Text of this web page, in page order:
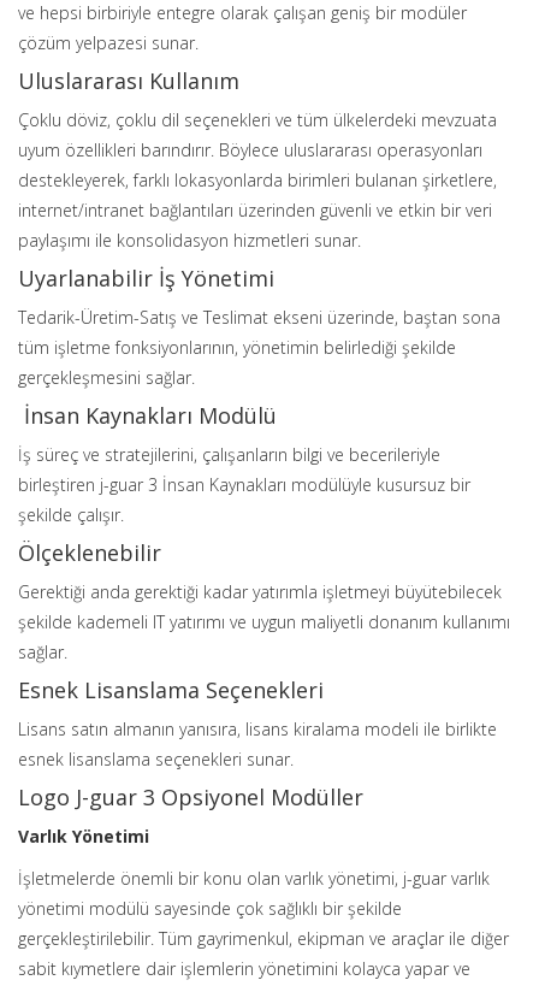
ve hepsi birbiriyle entegre olarak çalışan geniş bir modüler
çözüm yelpazesi sunar.
Uluslararası Kullanım
Çoklu döviz, çoklu dil seçenekleri ve tüm ülkelerdeki mevzuata
uyum özellikleri barındırır. Böylece uluslararası operasyonları
destekleyerek, farklı lokasyonlarda birimleri bulanan şirketlere,
internet/intranet bağlantıları üzerinden güvenli ve etkin bir veri
paylaşımı ile konsolidasyon hizmetleri sunar.
Uyarlanabilir İş Yönetimi
Tedarik-Üretim-Satış ve Teslimat ekseni üzerinde, baştan sona
tüm işletme fonksiyonlarının, yönetimin belirlediği şekilde
gerçekleşmesini sağlar.
İnsan Kaynakları Modülü
İş süreç ve stratejilerini, çalışanların bilgi ve becerileriyle
birleştiren j-guar 3 İnsan Kaynakları modülüyle kusursuz bir
şekilde çalışır.
Ölçeklenebilir
Gerektiği anda gerektiği kadar yatırımla işletmeyi büyütebilecek
şekilde kademeli IT yatırımı ve uygun maliyetli donanım kullanımı
sağlar.
Esnek Lisanslama Seçenekleri
Lisans satın almanın yanısıra, lisans kiralama modeli ile birlikte
esnek lisanslama seçenekleri sunar.
Logo J-guar 3 Opsiyonel Modüller
Varlık Yönetimi
İşletmelerde önemli bir konu olan varlık yönetimi, j-guar varlık
yönetimi modülü sayesinde çok sağlıklı bir şekilde
gerçekleştirilebilir. Tüm gayrimenkul, ekipman ve araçlar ile diğer
sabit kıymetlere dair işlemlerin yönetimini kolayca yapar ve